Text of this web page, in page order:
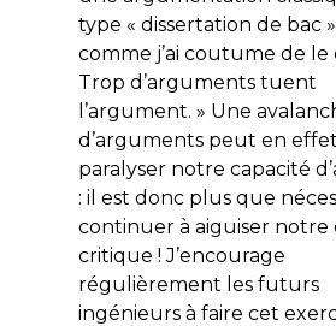
type « dissertation de bac
comme j’ai coutume de le
Trop d’arguments tuent
l’argument. » Une
d’arguments peut en effet
paralyser notre capacité
: il est donc plus que
continuer à aiguiser notre
critique ! J’encourage
régulièrement les futurs
ingénieurs à faire cet